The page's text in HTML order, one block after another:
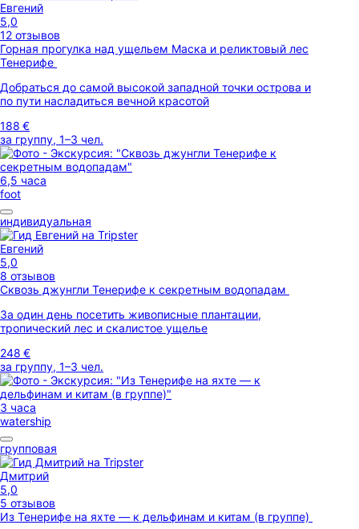
Евгений
5,0
12 отзывов
Горная прогулка над ущельем Маска и реликтовый лес
Тенерифе
Добраться до самой высокой западной точки острова и
по пути насладиться вечной красотой
188 €
за группу, 1–3 чел.
6,5 часа
foot
индивидуальная
Евгений
5,0
8 отзывов
Сквозь джунгли Тенерифе к секретным водопадам
За один день посетить живописные плантации,
тропический лес и скалистое ущелье
248 €
за группу, 1–3 чел.
3 часа
watership
групповая
Дмитрий
5,0
5 отзывов
Из Тенерифе на яхте — к дельфинам и китам (в группе)